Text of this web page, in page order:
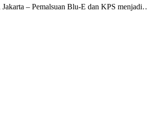
– Pemalsuan Blu-E dan KPS